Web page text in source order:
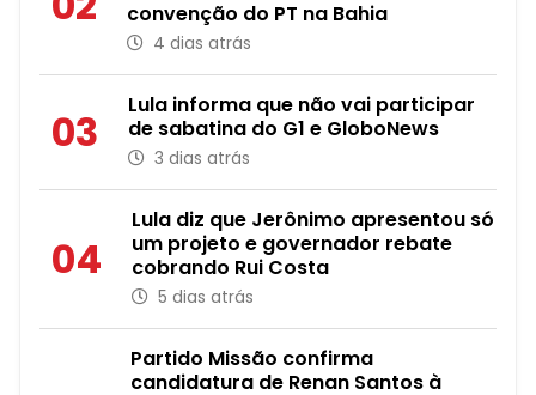
convenção do PT na Bahia
4 dias atrás
03
Lula informa que não vai participar
de sabatina do G1 e GloboNews
3 dias atrás
04
Lula diz que Jerônimo apresentou só
um projeto e governador rebate
cobrando Rui Costa
5 dias atrás
Partido Missão confirma
candidatura de Renan Santos à